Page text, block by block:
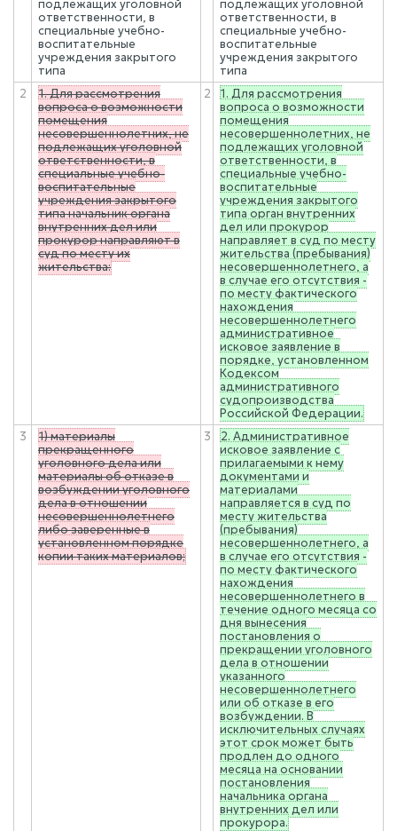
подлежащих уголовной
ответственности, в
специальные учебно-
воспитательные
учреждения закрытого
типа
подлежащих уголовной
ответственности, в
специальные учебно-
воспитательные
учреждения закрытого
типа
2
1. Для рассмотрения
вопроса о возможности
помещения
несовершеннолетних, не
подлежащих уголовной
ответственности, в
специальные учебно-
воспитательные
учреждения закрытого
типа начальник органа
внутренних дел или
прокурор направляют в
суд по месту их
жительства:
2
1. Для рассмотрения
вопроса о возможности
помещения
несовершеннолетних, не
подлежащих уголовной
ответственности, в
специальные учебно-
воспитательные
учреждения закрытого
типа орган внутренних
дел или прокурор
направляет в суд по месту
жительства (пребывания)
несовершеннолетнего, а
в случае его отсутствия -
по месту фактического
нахождения
несовершеннолетнего
административное
исковое заявление в
порядке, установленном
Кодексом
административного
судопроизводства
Российской Федерации.
3
1) материалы
прекращенного
уголовного дела или
материалы об отказе в
возбуждении уголовного
дела в отношении
несовершеннолетнего
либо заверенные в
установленном порядке
копии таких материалов;
3
2. Административное
исковое заявление с
прилагаемыми к нему
документами и
материалами
направляется в суд по
месту жительства
(пребывания)
несовершеннолетнего, а
в случае его отсутствия -
по месту фактического
нахождения
несовершеннолетнего в
течение одного месяца со
дня вынесения
постановления о
прекращении уголовного
дела в отношении
указанного
несовершеннолетнего
или об отказе в его
возбуждении. В
исключительных случаях
этот срок может быть
продлен до одного
месяца на основании
постановления
начальника органа
внутренних дел или
прокурора.